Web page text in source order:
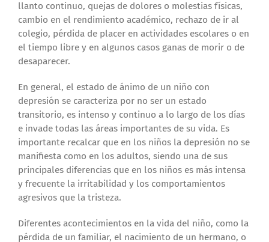
llanto continuo, quejas de dolores o molestias físicas,
cambio en el rendimiento académico, rechazo de ir al
colegio, pérdida de placer en actividades escolares o en
el tiempo libre y en algunos casos ganas de morir o de
desaparecer.
En general, el estado de ánimo de un niño con
depresión se caracteriza por no ser un estado
transitorio, es intenso y continuo a lo largo de los días
e invade todas las áreas importantes de su vida. Es
importante recalcar que en los niños la depresión no se
manifiesta como en los adultos, siendo una de sus
principales diferencias que en los niños es más intensa
y frecuente la irritabilidad y los comportamientos
agresivos que la tristeza.
Diferentes acontecimientos en la vida del niño, como la
pérdida de un familiar, el nacimiento de un hermano, o